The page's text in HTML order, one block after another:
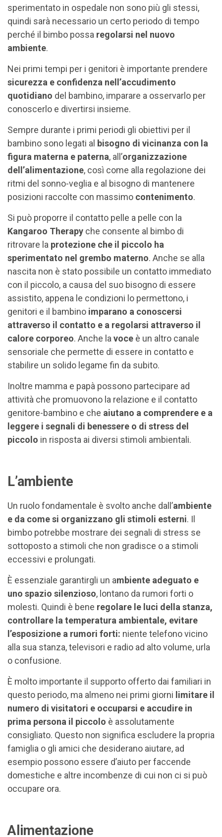
sperimentato in ospedale non sono più gli stessi,
quindi sarà necessario un certo periodo di tempo
perché il bimbo possa regolarsi nel nuovo
ambiente.
Nei primi tempi per i genitori è importante prendere
sicurezza e confidenza nell’accudimento
quotidiano del bambino, imparare a osservarlo per
conoscerlo e divertirsi insieme.
Sempre durante i primi periodi gli obiettivi per il
bambino sono legati al bisogno di vicinanza con la
figura materna e paterna, all’organizzazione
dell’alimentazione, così come alla regolazione dei
ritmi del sonno-veglia e al bisogno di mantenere
posizioni raccolte con massimo contenimento.
Si può proporre il contatto pelle a pelle con la
Kangaroo Therapy che consente al bimbo di
ritrovare la protezione che il piccolo ha
sperimentato nel grembo materno. Anche se alla
nascita non è stato possibile un contatto immediato
con il piccolo, a causa del suo bisogno di essere
assistito, appena le condizioni lo permettono, i
genitori e il bambino imparano a conoscersi
attraverso il contatto e a regolarsi attraverso il
calore corporeo. Anche la voce è un altro canale
sensoriale che permette di essere in contatto e
stabilire un solido legame fin da subito.
Inoltre mamma e papà possono partecipare ad
attività che promuovono la relazione e il contatto
genitore-bambino e che aiutano a comprendere e a
leggere i segnali di benessere o di stress del
piccolo in risposta ai diversi stimoli ambientali.
L’ambiente
Un ruolo fondamentale è svolto anche dall’ambiente
e da come si organizzano gli stimoli esterni. Il
bimbo potrebbe mostrare dei segnali di stress se
sottoposto a stimoli che non gradisce o a stimoli
eccessivi e prolungati.
È essenziale garantirgli un ambiente adeguato e
uno spazio silenzioso, lontano da rumori forti o
molesti. Quindi è bene regolare le luci della stanza,
controllare la temperatura ambientale, evitare
l’esposizione a rumori forti: niente telefono vicino
alla sua stanza, televisori e radio ad alto volume, urla
o confusione.
È molto importante il supporto offerto dai familiari in
questo periodo, ma almeno nei primi giorni limitare il
numero di visitatori e occuparsi e accudire in
prima persona il piccolo è assolutamente
consigliato. Questo non significa escludere la propria
famiglia o gli amici che desiderano aiutare, ad
esempio possono essere d’aiuto per faccende
domestiche e altre incombenze di cui non ci si può
occupare ora.
Alimentazione